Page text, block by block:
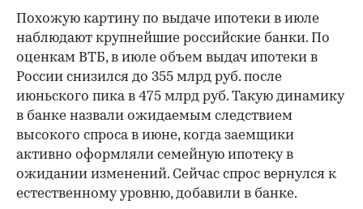
Похожую картину по выдаче ипотеки в июле
наблюдают крупнейшие российские банки. По
оценкам ВТБ, в июле объем выдач ипотеки в
России снизился до 355 млрд руб. после
июньского пика в 475 млрд руб. Такую динамику
в банке назвали ожидаемым следствием
высокого спроса в июне, когда заемщики
активно оформляли семейную ипотеку в
ожидании изменений. Сейчас спрос вернулся к
естественному уровню, добавили в банке.